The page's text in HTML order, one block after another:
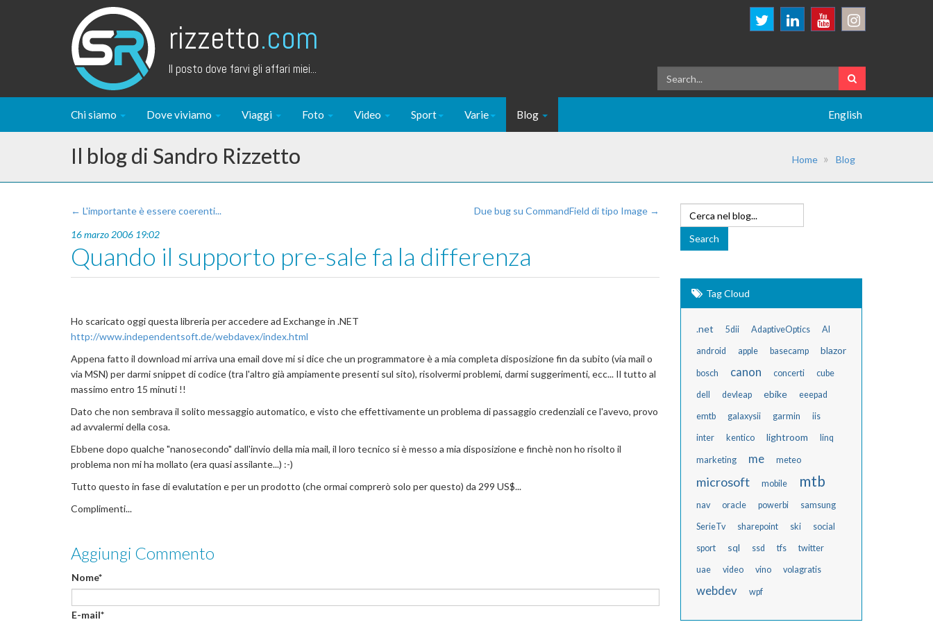
rizzetto.com
Il posto dove farvi gli affari miei...
Chi siamo Dove viviamo Viaggi Foto Video Sport Varie Blog English
Il blog di Sandro Rizzetto Home Blog
← L'importante è essere coerenti...
Due bug su CommandField di tipo Image →
16 marzo 2006 19:02
Quando il supporto pre-sale fa la differenza
Ho scaricato oggi questa libreria per accedere ad Exchange in .NET
http://www.independentsoft.de/webdavex/index.html
Appena fatto il download mi arriva una email dove mi si dice che un programmatore è a mia completa disposizione fin da subito (via mail o
via MSN) per darmi snippet di codice (tra l'altro già ampiamente presenti sul sito), risolvermi problemi, darmi suggerimenti, ecc... Il tutto al
massimo entro 15 minuti !!
Dato che non sembrava il solito messaggio automatico, e visto che effettivamente un problema di passaggio credenziali ce l'avevo, provo
ad avvalermi della cosa.
Ebbene dopo qualche "nanosecondo" dall'invio della mia mail, il loro tecnico si è messo a mia disposizione e finchè non ho risolto il
problema non mi ha mollato (era quasi assilante...) :-)
Tutto questo in fase di evalutation e per un prodotto (che ormai comprerò solo per questo) da 299 US$...
Complimenti...
Aggiungi Commento
Nome*
E-mail*
Tag Cloud
.net 5dii AdaptiveOptics AI
android apple basecamp blazor
bosch canon concerti cube
dell devleap ebike eeepad
emtb galaxysii garmin iis
inter kentico lightroom linq
marketing me meteo
microsoft mobile mtb
nav oracle powerbi samsung
SerieTv sharepoint ski social
sport sql ssd tfs twitter
uae video vino volagratis
webdev wpf